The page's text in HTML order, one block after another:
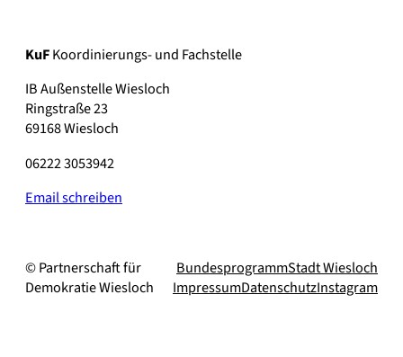
KuFKoordinierungs- und Fachstelle
IB Außenstelle Wiesloch
Ringstraße 23
69168 Wiesloch
06222 3053942
Email schreiben
© Partnerschaft für
Demokratie Wiesloch
BundesprogrammStadt Wiesloch
ImpressumDatenschutzInstagram